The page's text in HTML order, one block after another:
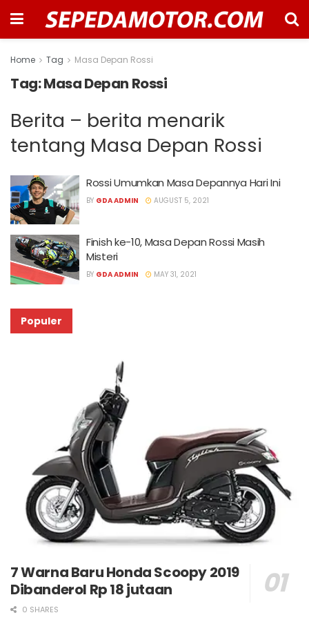
Home Tag Masa Depan Rossi
Tag:Masa Depan Rossi
Berita – berita menarik
tentang Masa Depan Rossi
Rossi Umumkan Masa Depannya Hari Ini
BY GDA ADMIN AUGUST 5, 2021
Finish ke-10, Masa Depan Rossi Masih
Misteri
BY GDA ADMIN MAY 31, 2021
Populer
7 Warna Baru Honda Scoopy 2019
Dibanderol Rp 18 jutaan
0 SHARES